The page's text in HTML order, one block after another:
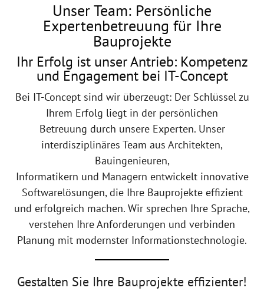
Unser Team: Persönliche
Expertenbetreuung für Ihre
Bauprojekte
Ihr Erfolg ist unser Antrieb: Kompetenz
und Engagement bei IT-Concept
Bei IT-Concept sind wir überzeugt: Der Schlüssel zu
Ihrem Erfolg liegt in der persönlichen
Betreuung durch unsere Experten. Unser
interdisziplinäres Team aus Architekten,
Bauingenieuren,
Informatikern und Managern entwickelt innovative
Softwarelösungen, die Ihre Bauprojekte effizient
und erfolgreich machen. Wir sprechen Ihre Sprache,
verstehen Ihre Anforderungen und verbinden
Planung mit modernster Informationstechnologie.
Gestalten Sie Ihre Bauprojekte effizienter!